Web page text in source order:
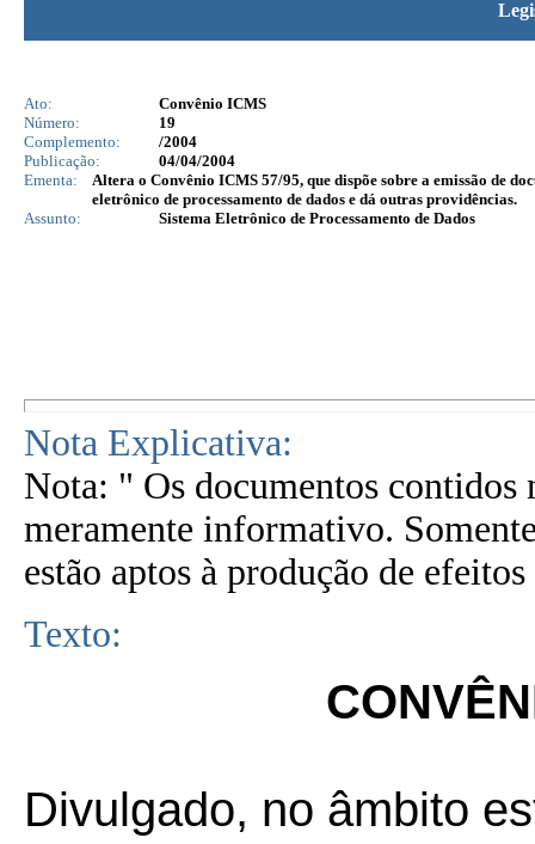
Ato:
Convênio ICMS
Número:
19
Complemento:
/2004
Publicação:
04/04/2004
Ementa:
Altera o Convênio ICMS 57/95, que dispõe sobre a emissão de
eletrônico de processamento de dados e dá outras providências.
Assunto:
Sistema Eletrônico de Processamento de Dados
Nota Explicativa:
Nota: " Os documentos contidos
meramente informativo.
estão aptos à produção de
Texto:
Divulgado, no âmbito